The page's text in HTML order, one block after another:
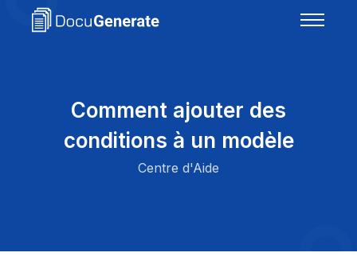
Comment ajouter des
conditions à un modèle
Centre d'Aide